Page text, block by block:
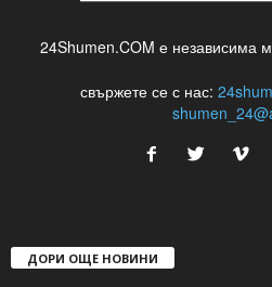
24Shumen.COM е независима
свържете се с нас:
ДОРИ ОЩЕ НОВИНИ